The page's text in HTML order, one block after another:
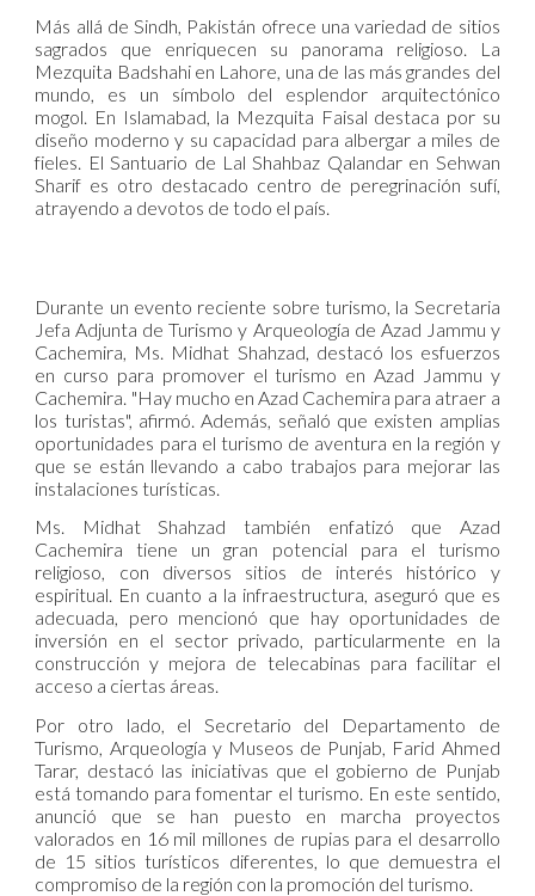
Más allá de Sindh, Pakistán ofrece una variedad de sitios
sagrados que enriquecen su panorama religioso. La
Mezquita Badshahi en Lahore, una de las más grandes del
mundo, es un símbolo del esplendor arquitectónico
mogol. En Islamabad, la Mezquita Faisal destaca por su
diseño moderno y su capacidad para albergar a miles de
fieles. El Santuario de Lal Shahbaz Qalandar en Sehwan
Sharif es otro destacado centro de peregrinación sufí,
atrayendo a devotos de todo el país.
Durante un evento reciente sobre turismo, la Secretaria
Jefa Adjunta de Turismo y Arqueología de Azad Jammu y
Cachemira, Ms. Midhat Shahzad, destacó los esfuerzos
en curso para promover el turismo en Azad Jammu y
Cachemira. "Hay mucho en Azad Cachemira para atraer a
los turistas", afirmó. Además, señaló que existen amplias
oportunidades para el turismo de aventura en la región y
que se están llevando a cabo trabajos para mejorar las
instalaciones turísticas.
Ms. Midhat Shahzad también enfatizó que Azad
Cachemira tiene un gran potencial para el turismo
religioso, con diversos sitios de interés histórico y
espiritual. En cuanto a la infraestructura, aseguró que es
adecuada, pero mencionó que hay oportunidades de
inversión en el sector privado, particularmente en la
construcción y mejora de telecabinas para facilitar el
acceso a ciertas áreas.
Por otro lado, el Secretario del Departamento de
Turismo, Arqueología y Museos de Punjab, Farid Ahmed
Tarar, destacó las iniciativas que el gobierno de Punjab
está tomando para fomentar el turismo. En este sentido,
anunció que se han puesto en marcha proyectos
valorados en 16 mil millones de rupias para el desarrollo
de 15 sitios turísticos diferentes, lo que demuestra el
compromiso de la región con la promoción del turismo.